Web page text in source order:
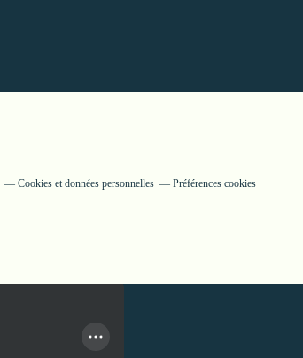
Cookies et données personnelles Préférences cookies